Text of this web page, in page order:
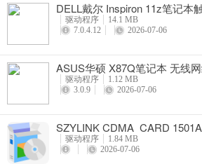
DELL戴尔 Inspiron 11z笔记本
驱动程序
14.1 MB
7.0.4.12
2026-07-06
ASUS华硕 X87Q笔记本 无线
用程序
驱动程序
1.12 MB
3.0.9
2026-07-06
SZYLINK CDMA_CARD
驱动程序
1.84 MB
2026-07-06